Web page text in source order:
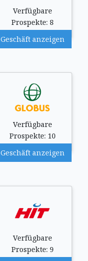
Verfügbare
Prospekte: 8
Geschäft anzeigen
Verfügbare
Prospekte: 10
Geschäft anzeigen
Verfügbare
Prospekte: 9